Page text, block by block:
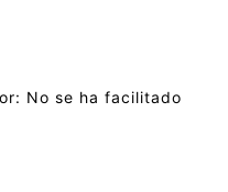
No se ha facilitado